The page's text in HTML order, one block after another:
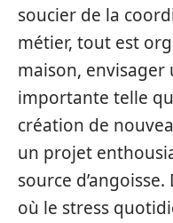
soucier de la
métier, tout est
maison,
importante telle
création de
un projet
source
où le stress